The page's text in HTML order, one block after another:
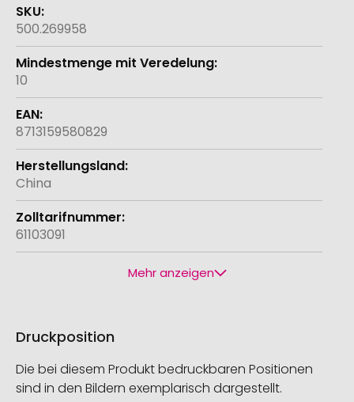
500.269958
10
8713159580829
China
61103091
Mehr anzeigen
Druckposition
Die bei diesem Produkt bedruckbaren Positionen
sind in den Bildern exemplarisch dargestellt.